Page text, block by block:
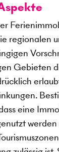
regionalen
Gebieten
eine